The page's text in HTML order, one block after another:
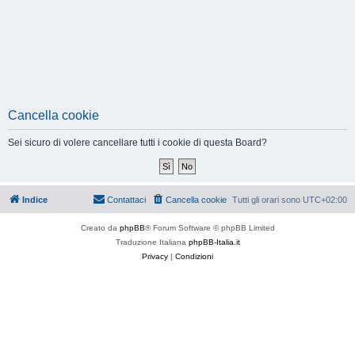
Cancella cookie
Sei sicuro di volere cancellare tutti i cookie di questa Board?
Indice Tutti gli orari sono UTC+02:00
Cancella cookie
Contattaci
Creato da phpBB® Forum Software © phpBB Limited
Traduzione Italiana phpBB-Italia.it
Privacy | Condizioni